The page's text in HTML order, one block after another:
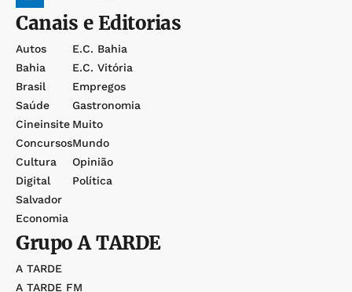
Canais e Editorias
Autos
Bahia
Brasil
Saúde
Cineinsite
Concursos
Cultura
Digital
Salvador
Economia
E.c. Bahia
E.c. Vitória
Empregos
Gastronomia
Muito
Mundo
Opinião
Política
GrupoA TARDE
A TARDE
A TARDE FM